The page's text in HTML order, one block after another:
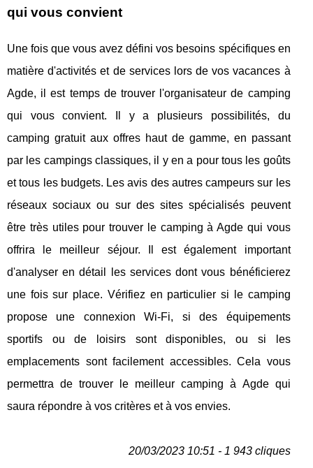
qui vous convient
Une fois que vous avez défini vos besoins spécifiques en
matière d'activités et de services lors de vos vacances à
Agde, il est temps de trouver l'organisateur de camping
qui vous convient. Il y a plusieurs possibilités, du
camping gratuit aux offres haut de gamme, en passant
par les campings classiques, il y en a pour tous les goûts
et tous les budgets. Les avis des autres campeurs sur les
réseaux sociaux ou sur des sites spécialisés peuvent
être très utiles pour trouver le camping à Agde qui vous
offrira le meilleur séjour. Il est également important
d'analyser en détail les services dont vous bénéficierez
une fois sur place. Vérifiez en particulier si le camping
propose une connexion Wi-Fi, si des équipements
sportifs ou de loisirs sont disponibles, ou si les
emplacements sont facilement accessibles. Cela vous
permettra de trouver le meilleur camping à Agde qui
saura répondre à vos critères et à vos envies.
20/03/2023 10:51 - 1 943 cliques